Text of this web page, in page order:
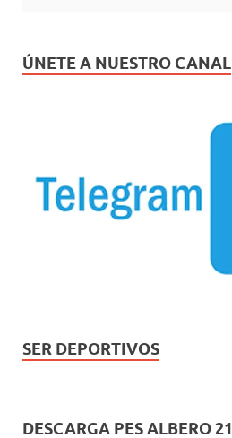
ÚNETE A NUESTRO CANAL
SER DEPORTIVOS
DESCARGA PES ALBERO 21